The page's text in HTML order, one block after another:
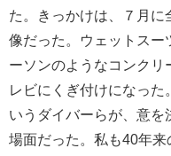
た。きっかけは、７月に
像だった。ウェットスー
ーソンのようなコンクリ
レビにくぎ付けになった
いうダイバーらが、意を
場面だった。私も40年